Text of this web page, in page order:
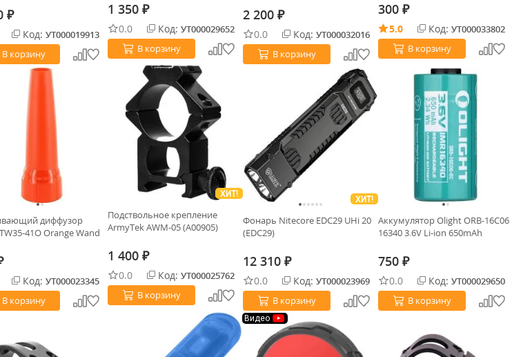
₽
Код: УТ000019913
В корзину
1 350 ₽
0.0 Код: УТ000029652
В корзину
2 200 ₽
0.0 Код: УТ000032016
В корзину
300 ₽
5.0 Код: УТ000033802
В корзину
диффузор
41O Orange Wand
Код: УТ000023345
В корзину
ХИТ!
Подствольное крепление
ArmyTek AWM-05 (A00905)
1 400 ₽
0.0 Код: УТ000025762
В корзину
ХИТ!
Фонарь Nitecore EDC29 UHi 20
(EDC29)
12 310 ₽
0.0 Код: УТ000023969
В корзину
Аккумулятор Olight ORB-16C06
16340 3.6V Li-ion 650mAh
750 ₽
0.0 Код: УТ000029650
В корзину
Видео